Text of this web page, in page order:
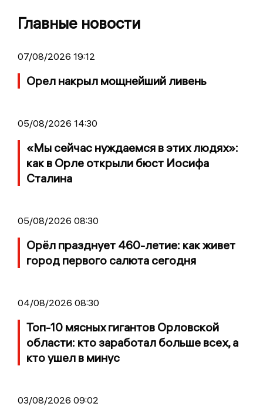
Главные новости
07/08/2026 19:12
Орел накрыл мощнейший ливень
05/08/2026 14:30
«Мы сейчас нуждаемся в этих людях»:
как в Орле открыли бюст Иосифа
Сталина
05/08/2026 08:30
Орёл празднует 460-летие: как живет
город первого салюта сегодня
04/08/2026 08:30
Топ-10 мясных гигантов Орловской
области: кто заработал больше всех, а
кто ушел в минус
03/08/2026 09:02